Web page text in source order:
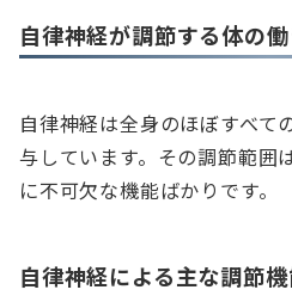
自律神経が調節する体の
自律神経は全身のほぼすべて
与しています。その調節範囲
に不可欠な機能ばかりです。
自律神経による主な調節